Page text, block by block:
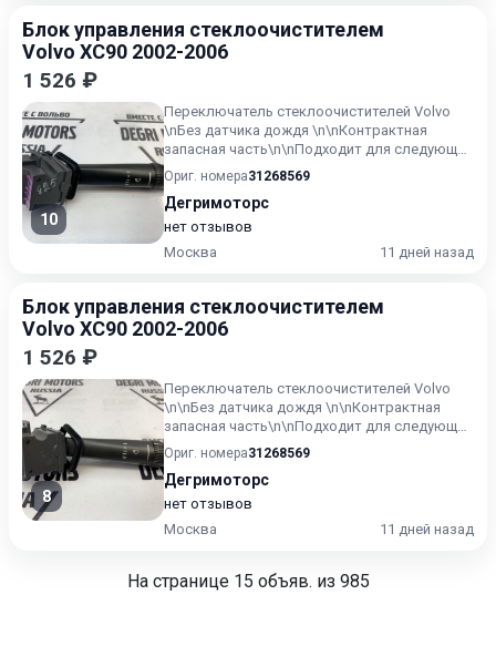
Блок управления стеклоочистителем
Volvo XC90 2002-2006
1 526 ₽
10
Переключатель стеклоочистителей Volvo
\nБез датчика дождя \n\nКонтрактная
запасная часть\n\nПодходит для следующих
моделей Volvo:\nV70 XC (0...
Ориг. номера31268569
Дегримоторс
нет отзывов
Москва
11 дней назад
Блок управления стеклоочистителем
Volvo XC90 2002-2006
1 526 ₽
8
Переключатель стеклоочистителей Volvo
\n\nБез датчика дождя \n\nКонтрактная
запасная часть\n\nПодходит для следующих
моделей Volvo:\nV70 XC...
Ориг. номера31268569
Дегримоторс
нет отзывов
Москва
11 дней назад
На странице 15 объяв. из 985